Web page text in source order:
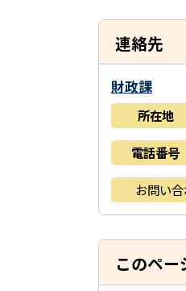
連絡先
財政課
所在地
電話番号
お問い
このペー